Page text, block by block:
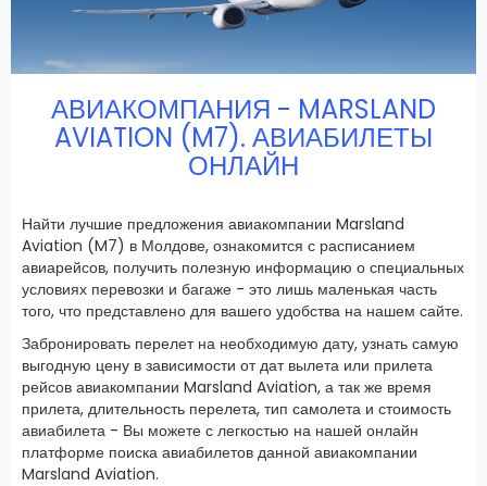
АВИАКОМПАНИЯ - MARSLAND
AVIATION (M7). АВИАБИЛЕТЫ
ОНЛАЙН
Найти лучшие предложения авиакомпании Marsland
Aviation (M7) в Молдове, ознакомится с расписанием
авиарейсов, получить полезную информацию о специальных
условиях перевозки и багаже - это лишь маленькая часть
того, что представлено для вашего удобства на нашем сайте.
Забронировать перелет на необходимую дату, узнать самую
выгодную цену в зависимости от дат вылета или прилета
рейсов авиакомпании Marsland Aviation, а так же время
прилета, длительность перелета, тип самолета и стоимость
авиабилета - Вы можете с легкостью на нашей онлайн
платформе поиска авиабилетов данной авиакомпании
Marsland Aviation.